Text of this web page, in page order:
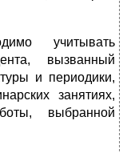
учитывать
вызванный
и периодики,
занятиях,
выбранной